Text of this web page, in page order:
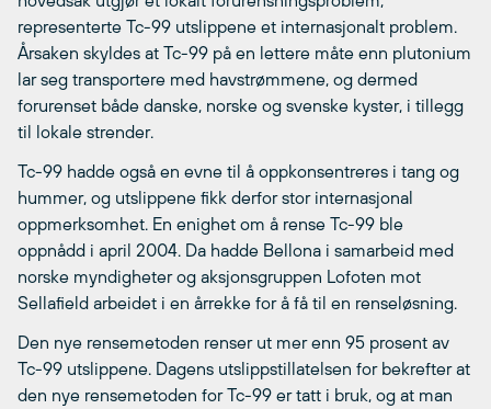
representerte Tc-99 utslippene et internasjonalt problem.
Årsaken skyldes at Tc-99 på en lettere måte enn plutonium
lar seg transportere med havstrømmene, og dermed
forurenset både danske, norske og svenske kyster, i tillegg
til lokale strender.
Tc-99 hadde også en evne til å oppkonsentreres i tang og
hummer, og utslippene fikk derfor stor internasjonal
oppmerksomhet. En enighet om å rense Tc-99 ble
oppnådd i april 2004. Da hadde Bellona i samarbeid med
norske myndigheter og aksjonsgruppen Lofoten mot
Sellafield arbeidet i en årrekke for å få til en renseløsning.
Den nye rensemetoden renser ut mer enn 95 prosent av
Tc-99 utslippene. Dagens utslippstillatelsen for bekrefter at
den nye rensemetoden for Tc-99 er tatt i bruk, og at man